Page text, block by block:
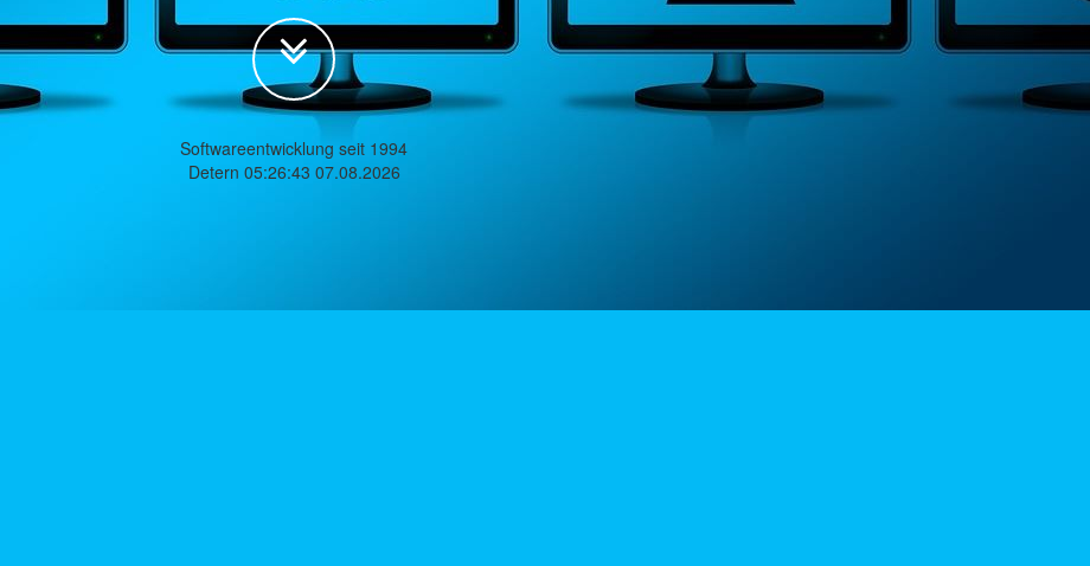
Softwareentwicklung seit 1994
Detern 05:26:43 07.08.2026